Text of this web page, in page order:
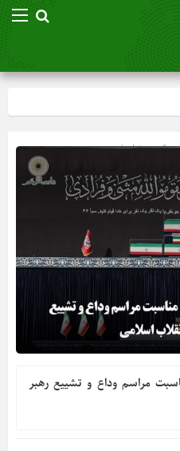
شو»بنیاد غدیر
مراسم وداع و تشییع رهبر